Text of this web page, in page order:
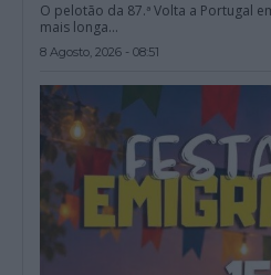
O pelotão da 87.ª Volta a Portugal
mais longa...
8 Agosto, 2026 - 08:51